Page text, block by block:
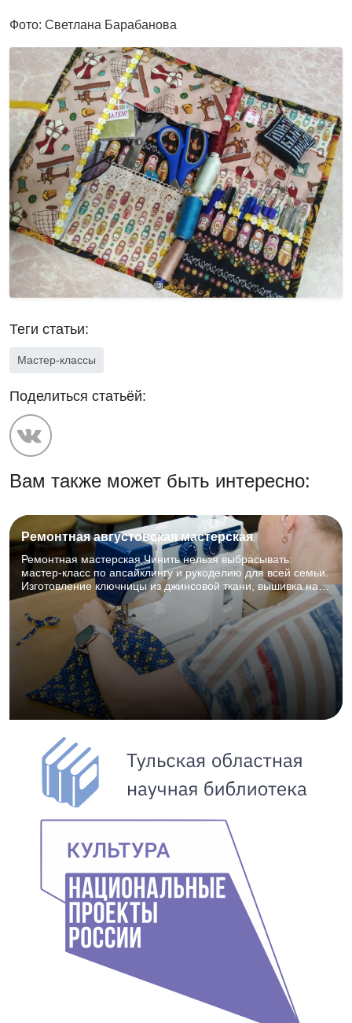
Фото: Светлана Барабанова
Теги статьи:
Мастер-классы
Поделиться статьёй:
Вам также может быть интересно:
Ремонтная августовская мастерская
Ремонтная мастерская Чинить нельзя выбрасывать:
мастер‑класс по апсайклингу и рукоделию для всей семьи.
Изготовление ключницы из джинсовой ткани, вышивка на
машинке, книжная выставка и зона отдыха с чаепитием.
29.08.2026, 11:00–15:00, 3 этаж, читальный зал, к. 304. Для
детей и взрослых, 0+. Регистрация на отдельные
активности обязательна.